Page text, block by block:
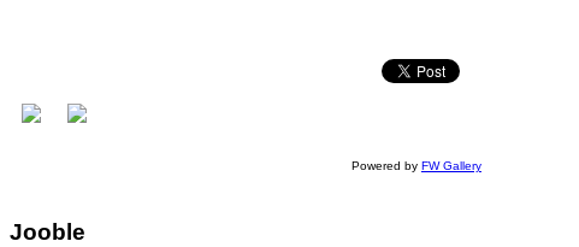
Powered by FW Gallery
Jooble